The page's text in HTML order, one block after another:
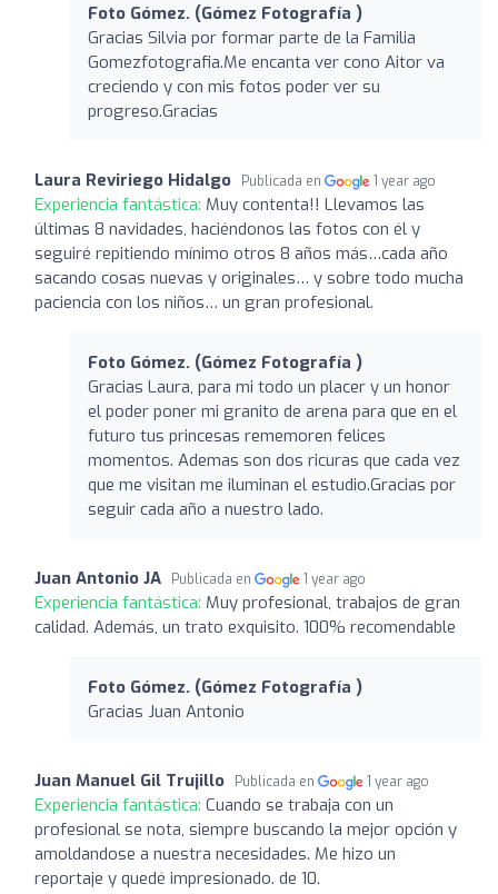
Foto Gómez. (Gómez Fotografía )
Gracias Silvia por formar parte de la Familia
Gomezfotografia.Me encanta ver cono Aitor va
creciendo y con mis fotos poder ver su
progreso.Gracias
Laura Reviriego Hidalgo Publicada en 1 year ago
Experiencia fantástica: Muy contenta!! Llevamos las
últimas 8 navidades, haciéndonos las fotos con él y
seguiré repitiendo mínimo otros 8 años más…cada año
sacando cosas nuevas y originales… y sobre todo mucha
paciencia con los niños… un gran profesional.
Foto Gómez. (Gómez Fotografía )
Gracias Laura, para mi todo un placer y un honor
el poder poner mi granito de arena para que en el
futuro tus princesas rememoren felices
momentos. Ademas son dos ricuras que cada vez
que me visitan me iluminan el estudio.Gracias por
seguir cada año a nuestro lado.
Juan Antonio JA Publicada en 1 year ago
Experiencia fantástica: Muy profesional, trabajos de gran
calidad. Además, un trato exquisito. 100% recomendable
Foto Gómez. (Gómez Fotografía )
Gracias Juan Antonio
Juan Manuel Gil Trujillo Publicada en 1 year ago
Experiencia fantástica: Cuando se trabaja con un
profesional se nota, siempre buscando la mejor opción y
amoldandose a nuestra necesidades. Me hizo un
reportaje y quedé impresionado. de 10.